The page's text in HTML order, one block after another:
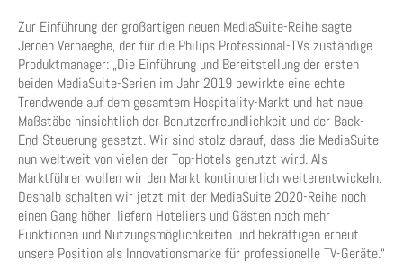
Zur Einführung der großartigen neuen MediaSuite-Reihe sagte
Jeroen Verhaeghe, der für die Philips Professional-TVs zuständige
Produktmanager: „Die Einführung und Bereitstellung der ersten
beiden MediaSuite-Serien im Jahr 2019 bewirkte eine echte
Trendwende auf dem gesamtem Hospitality-Markt und hat neue
Maßstäbe hinsichtlich der Benutzerfreundlichkeit und der Back-
End-Steuerung gesetzt. Wir sind stolz darauf, dass die MediaSuite
nun weltweit von vielen der Top-Hotels genutzt wird. Als
Marktführer wollen wir den Markt kontinuierlich weiterentwickeln.
Deshalb schalten wir jetzt mit der MediaSuite 2020-Reihe noch
einen Gang höher, liefern Hoteliers und Gästen noch mehr
Funktionen und Nutzungsmöglichkeiten und bekräftigen erneut
unsere Position als Innovationsmarke für professionelle TV-Geräte.“